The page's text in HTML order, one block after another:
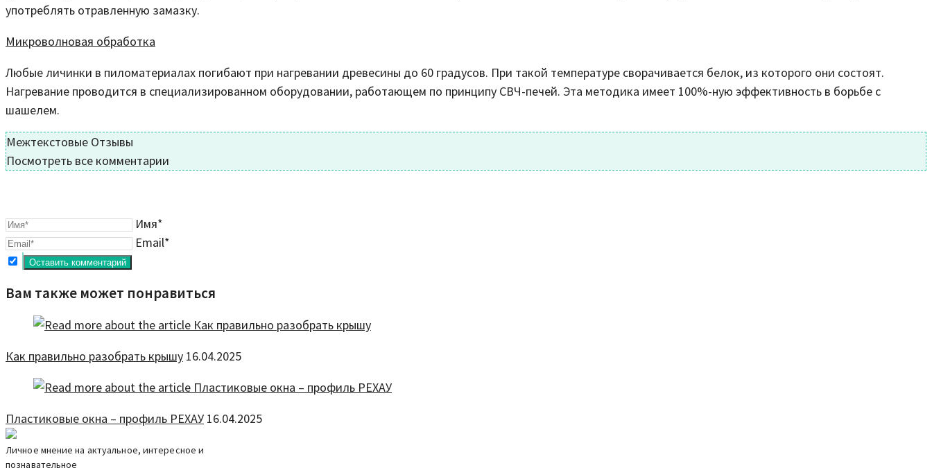
употреблять отравленную замазку.
Микроволновая обработка
Любые личинки в пиломатериалах погибают при нагревании древесины до 60 градусов. При такой температуре сворачивается белок, из которого они состоят.
Нагревание проводится в специализированном оборудовании, работающем по принципу СВЧ-печей. Эта методика имеет 100%-ную эффективность в борьбе с
шашелем.
Межтекстовые Отзывы
Посмотреть все комментарии
Имя*
Email*
Вам также может понравиться
Как правильно разобрать крышу 16.04.2025
Пластиковые окна – профиль РЕХАУ 16.04.2025
Личное мнение на актуальное, интересное и
познавательное